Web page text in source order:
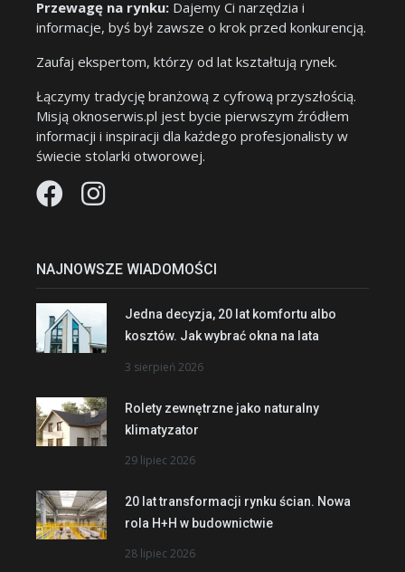
Przewagę na rynku: Dajemy Ci narzędzia i
informacje, byś był zawsze o krok przed konkurencją.
Zaufaj ekspertom, którzy od lat kształtują rynek.
Łączymy tradycję branżową z cyfrową przyszłością.
Misją oknoserwis.pl jest bycie pierwszym źródłem
informacji i inspiracji dla każdego profesjonalisty w
świecie stolarki otworowej.
NAJNOWSZE WIADOMOŚCI
Jedna decyzja, 20 lat komfortu albo
kosztów. Jak wybrać okna na lata
3 sierpień 2026
Rolety zewnętrzne jako naturalny
klimatyzator
29 lipiec 2026
20 lat transformacji rynku ścian. Nowa
rola H+H w budownictwie
28 lipiec 2026